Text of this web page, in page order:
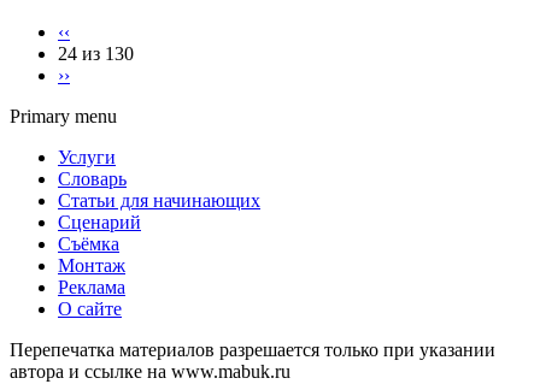
‹‹
24 из 130
››
Primary menu
Услуги
Словарь
Статьи для начинающих
Сценарий
Съёмка
Монтаж
Реклама
О сайте
Перепечатка материалов разрешается только при указании
автора и ссылке на www.mabuk.ru